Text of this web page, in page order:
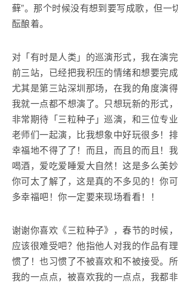
藓”。那个时候没有想到要写成歌，但一
酝酿着。
对「有时是人类」的巡演形式，我在演完
前三站，已经把我积压的情绪和想要完成
尤其是第三站深圳那场，在我的角度演得
我就一点都不想演了。只想玩新的形式
非常期待「三粒种子」巡演，和三位专
老师们一起演，比我想象中好玩很多！
幸福地不得了了！而且，而且的而且！
喝酒，爱吃爱睡爱大自然！这是多么美妙
你可太了解了，这是真的不多见的！你可
多幸福吧！你一定要来现场看看！！
谢谢你喜欢《三粒种子》，春节的时候
应该很难受吧？他指他人对我的作品有
惯了！也习惯了不被喜欢和不被接受。
我的一点点，被喜欢我的一点点，我都非